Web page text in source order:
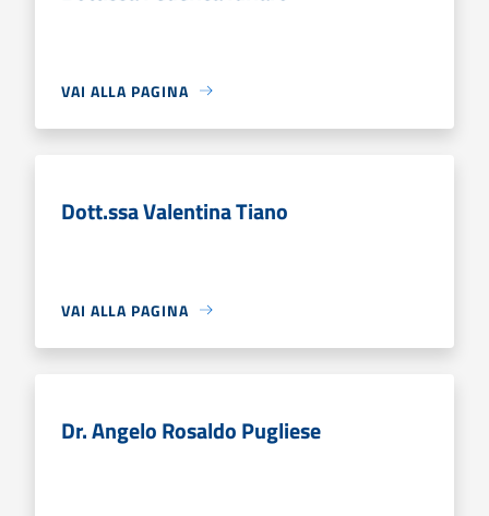
VAI ALLA PAGINA
Dott.ssa Valentina Tiano
VAI ALLA PAGINA
Dr. Angelo Rosaldo Pugliese